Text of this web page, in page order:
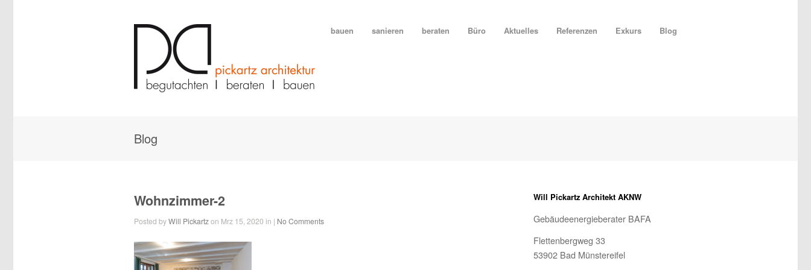
bauen sanieren beraten Büro Aktuelles Referenzen Exkurs Blog
Blog
Wohnzimmer-2
Posted byWill Pickartzon Mrz 15, 2020 in | No Comments
Will Pickartz Architekt AKNW
Gebäudeenergieberater BAFA
Flettenbergweg 33
53902 Bad Münstereifel